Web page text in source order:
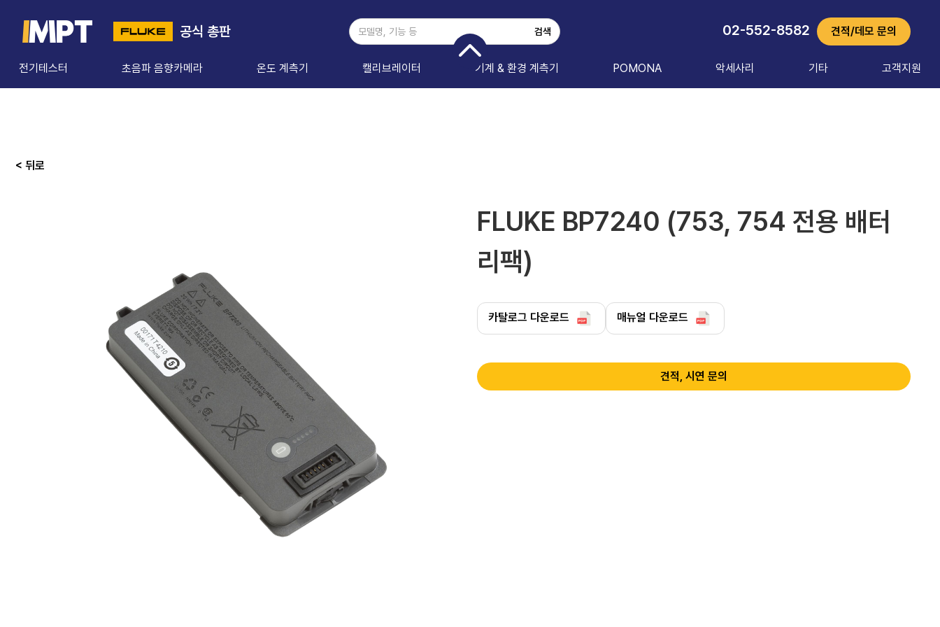
공식 총판 02-552-8582 견적/데모 문의
전기테스터 초음파 음향카메라 온도 계측기 캘리브레이터 기계 & 환경 계측기 POMONA 악세사리 기타 고객지원
< 뒤로
FLUKE BP7240 (753, 754 전용 배터
리팩)
카탈로그 다운로드 매뉴얼 다운로드
견적, 시연 문의